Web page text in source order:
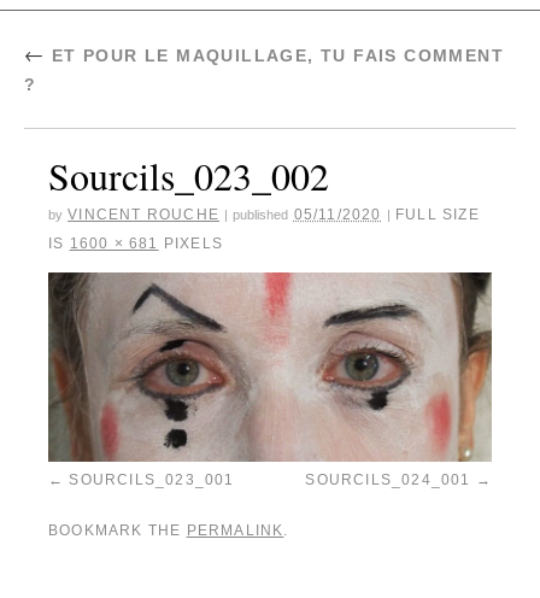
← ET POUR LE MAQUILLAGE, TU FAIS COMMENT
?
Sourcils_023_002
by VINCENT ROUCHE published 05/11/2020
FULL SIZE
IS 1600 × 681 PIXELS
SOURCILS_023_001 SOURCILS_024_001
BOOKMARK THE PERMALINK.